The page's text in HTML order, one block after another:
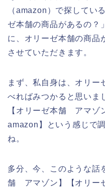
（amazon）で探してい
ゼ本舗の商品があるの？
に、オリーゼ本舗の商品
させていただきます。
まず、私自身は、オリー
べればみつかると思いま
【オリーゼ本舗 アマゾ
amazon】という感じで
ね。
多分、今、このような話
舗 アマゾン】【オリー